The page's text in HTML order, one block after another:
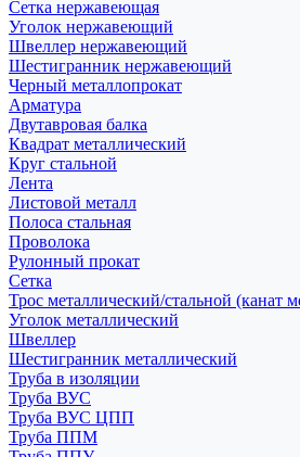
Сетка нержавеющая
Уголок нержавеющий
Швеллер нержавеющий
Шестигранник нержавеющий
Черный металлопрокат
Арматура
Двутавровая балка
Квадрат металлический
Круг стальной
Лента
Листовой металл
Полоса стальная
Проволока
Рулонный прокат
Сетка
Трос металлический/стальной (канат
Уголок металлический
Швеллер
Шестигранник металлический
Труба в изоляции
Труба ВУС
Труба ВУС ЦПП
Труба ППМ